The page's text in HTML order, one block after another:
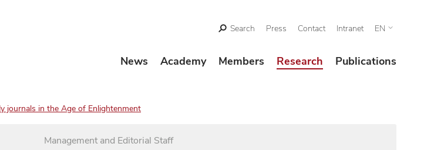
Search Press Contact Intranet EN
News Academy Members Research Publications
journals in the Age of Enlightenment
Management and Editorial Staff